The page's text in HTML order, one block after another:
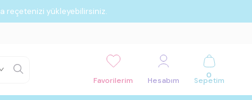
reçetenizi yükleyebilirsiniz.
Favorilerim Hesabım
0
Sepetim